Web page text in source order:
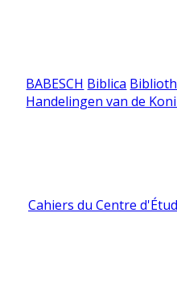
BABESCH Biblica
Handelingen van de
Cahiers du Centre